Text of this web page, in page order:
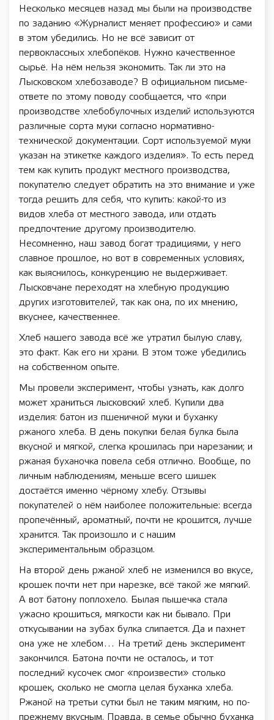
Несколько месяцев назад мы были на производстве
по заданию «Журналист меняет профессию» и сами
в этом убедились. Но не всё зависит от
первоклассных хлебопёков. Нужно качественное
сырьё. На нём нельзя экономить. Так ли это на
Лысковском хлебозаводе? В официальном письме-
ответе по этому поводу сообщается, что «при
производстве хлебобулочных изделий используются
различные сорта муки согласно нормативно-
технической документации. Сорт используемой муки
указан на этикетке каждого изделия». То есть перед
тем как купить продукт местного производства,
покупателю следует обратить на это внимание и уже
тогда решить для себя, что купить: какой-то из
видов хлеба от местного завода, или отдать
предпочтение другому производителю.
Несомненно, наш завод богат традициями, у него
славное прошлое, но вот в современных условиях,
как выяснилось, конкуренцию не выдерживает.
Лысковчане переходят на хлебную продукцию
других изготовителей, так как она, по их мнению,
вкуснее, качественнее.
Хлеб нашего завода всё же утратил былую славу,
это факт. Как его ни храни. В этом тоже убедились
на собственном опыте.
Мы провели эксперимент, чтобы узнать, как долго
может храниться лысковский хлеб. Купили два
изделия: батон из пшеничной муки и буханку
ржаного хлеба. В день покупки белая булка была
вкусной и мягкой, слегка крошилась при нарезании; и
ржаная буханочка повела себя отлично. Вообще, по
личным наблюдениям, меньше всего шишек
достаётся именно чёрному хлебу. Отзывы
покупателей о нём наиболее положительные: всегда
пропечённый, ароматный, почти не крошится, лучше
хранится. Так произошло и с нашим
экспериментальным образцом.
На второй день ржаной хлеб не изменился во вкусе,
крошек почти нет при нарезке, всё такой же мягкий.
А вот батону поплохело. Былая пышечка стала
ужасно крошиться, мягкости как ни бывало. При
откусывании на зубах булка слипается. Да и пахнет
она уже не хлебом… На третий день эксперимент
закончился. Батона почти не осталось, и тот
последний кусочек смог «произвести» столько
крошек, сколько не смогла целая буханка хлеба.
Ржаной на третьи сутки был не таким мягким, но по-
прежнему вкусным. Правда, в семье обычно буханка